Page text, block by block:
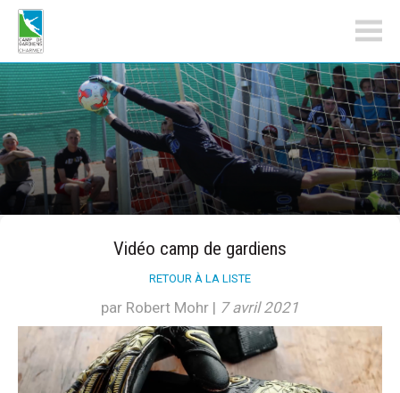
Vidéo camp de gardiens
RETOUR À LA LISTE
par Robert Mohr | 7 avril 2021